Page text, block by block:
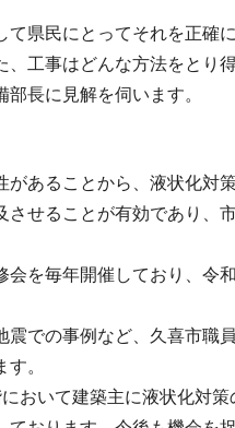
県民にとってそれを正確
工事はどんな方法をとり
長に見解を伺います。
あることから、液状化対
せることが有効であり、
を毎年開催しており、令
での事例など、久喜市職
。
おいて建築主に液状化対